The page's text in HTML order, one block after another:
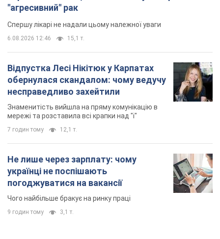
Знаменитість вийшла на пряму комунікацію в
українці не поспішають
погоджуватися на вакансії
9 годин тому 3,1 т.
TOP NEWS